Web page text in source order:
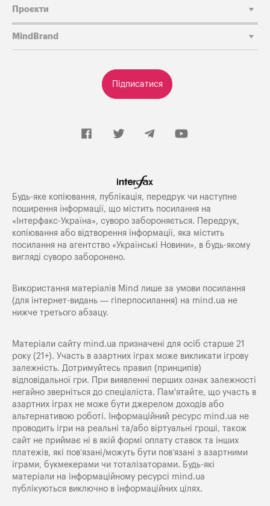
Підписатися
Проєкти
MindBrand
Будь-яке копiювання, публiкацiя, передрук чи наступне
поширення iнформацiї, що мiстить посилання на
«Iнтерфакс-Україна», суворо забороняється. Передрук,
копіювання або відтворення інформації, яка містить
посилання на агентство «Українські Новини», в будь-якому
вигляді суворо заборонено.
Використання матеріалів Mind лише за умови посилання
(для інтернет-видань — гіперпосилання) на mind.ua не
нижче третього абзацу.
Матеріали сайту mind.ua призначені для осіб старше 21
року (21+). Участь в азартних іграх може викликати ігрову
залежність. Дотримуйтесь правил (принципів)
відповідальної гри. При виявленні перших ознак залежності
негайно зверніться до спеціаліста. Пам'ятайте, що участь в
азартних іграх не може бути джерелом доходів або
альтернативою роботі. Інформаційний ресурс mind.ua не
проводить ігри на реальні та/або віртуальні гроші, також
сайт не приймає ні в якій формі оплату ставок та інших
платежів, які пов’язані/можуть бути пов’язані з азартними
іграми, букмекерами чи тоталізаторами. Будь-які
матеріали на інформаційному ресурсі mind.ua
публікуються виключно в інформаційних цілях.